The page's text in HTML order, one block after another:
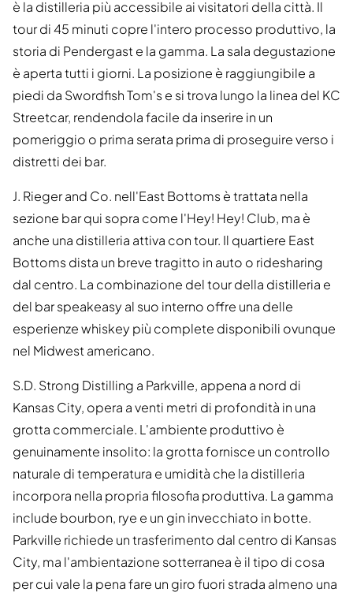
è la distilleria più accessibile ai visitatori della città. Il
tour di 45 minuti copre l'intero processo produttivo, la
storia di Pendergast e la gamma. La sala degustazione
è aperta tutti i giorni. La posizione è raggiungibile a
piedi da Swordfish Tom's e si trova lungo la linea del KC
Streetcar, rendendola facile da inserire in un
pomeriggio o prima serata prima di proseguire verso i
distretti dei bar.
J. Rieger and Co. nell'East Bottoms è trattata nella
sezione bar qui sopra come l'Hey! Hey! Club, ma è
anche una distilleria attiva con tour. Il quartiere East
Bottoms dista un breve tragitto in auto o ridesharing
dal centro. La combinazione del tour della distilleria e
del bar speakeasy al suo interno offre una delle
esperienze whiskey più complete disponibili ovunque
nel Midwest americano.
S.D. Strong Distilling a Parkville, appena a nord di
Kansas City, opera a venti metri di profondità in una
grotta commerciale. L'ambiente produttivo è
genuinamente insolito: la grotta fornisce un controllo
naturale di temperatura e umidità che la distilleria
incorpora nella propria filosofia produttiva. La gamma
include bourbon, rye e un gin invecchiato in botte.
Parkville richiede un trasferimento dal centro di Kansas
City, ma l'ambientazione sotterranea è il tipo di cosa
per cui vale la pena fare un giro fuori strada almeno una